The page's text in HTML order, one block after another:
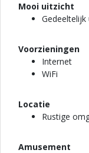
Mooi uitzicht
Voorzieningen
Internet
WiFi
Locatie
Rustige
Amusement